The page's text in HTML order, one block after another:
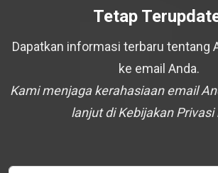
Tetap
Dapatkan informasi terbaru tentang
ke email Anda.
Kami menjaga kerahasiaan email
lanjut di Kebijakan Privasi